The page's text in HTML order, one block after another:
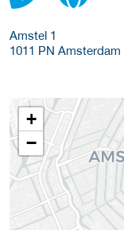
Amstel 1
1011 PN Amsterdam
+
−